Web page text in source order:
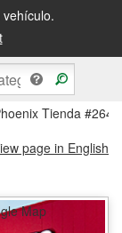
en la tienda
Tienda #2642
page in English